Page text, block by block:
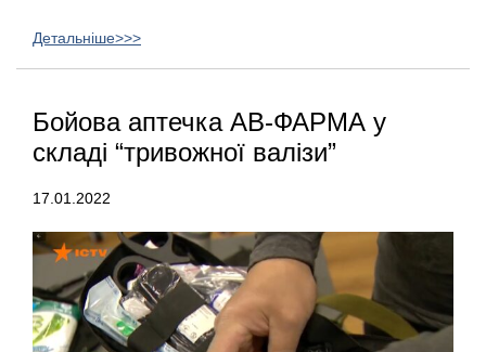
Детальніше>>>
Бойова аптечка АВ-ФАРМА у
складі “тривожної валізи”
17.01.2022